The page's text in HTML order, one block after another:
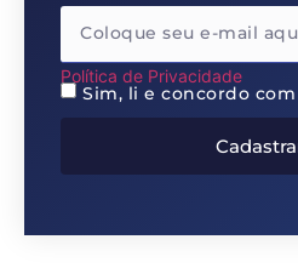
Política de Privacidade
Sim, li e concordo com